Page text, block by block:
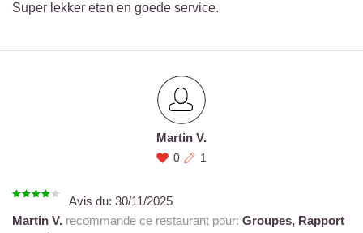
Super lekker eten en goede service.
Martin V.
0 1
Avis du: 30/11/2025
Martin V. recommande ce restaurant pour: Groupes, Rapport